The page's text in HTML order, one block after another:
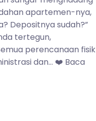
apartemen-nya,
Depositnya sudah?”
tertegun,
perencanaan fisik
dan… ❤️ Baca